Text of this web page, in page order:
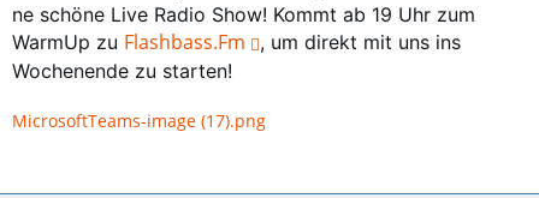
ne schöne Live Radio Show! Kommt ab 19 Uhr zum
WarmUp zu Flashbass.Fm
, um direkt mit uns ins
Wochenende zu starten!
MicrosoftTeams-image (17).png